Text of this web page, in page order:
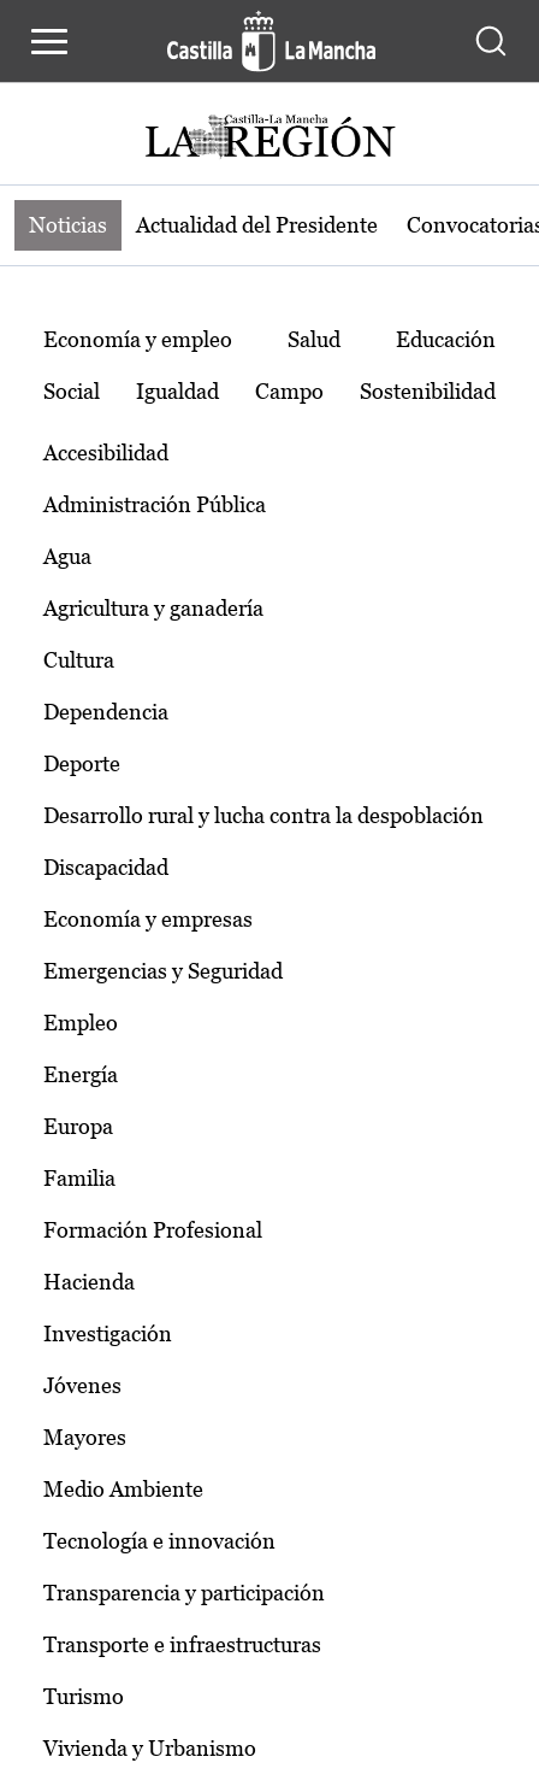
Noticias de la región de Castilla-La
Noticias Actualidad del Presidente
Temas
Economía y empleo Salud Educación
Social Igualdad Campo Sostenibilidad
Accesibilidad
Administración Pública
Agua
Agricultura y ganadería
Cultura
Dependencia
Deporte
Desarrollo rural y lucha contra la despoblación
Discapacidad
Economía y empresas
Emergencias y Seguridad
Empleo
Energía
Europa
Familia
Formación Profesional
Hacienda
Investigación
Jóvenes
Mayores
Medio Ambiente
Tecnología e innovación
Transparencia y participación
Transporte e infraestructuras
Turismo
Vivienda y Urbanismo